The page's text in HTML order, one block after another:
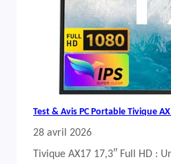
Test & Avis PC Portable Tivique
28 avril 2026
Tivique AX17 17,3″ Full HD